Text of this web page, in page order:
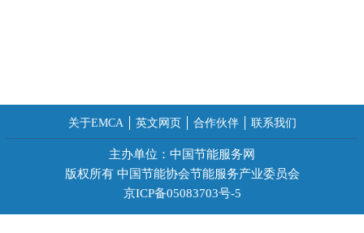
关于EMCA 英文网页 合作伙伴 联系我们
主办单位：中国节能服务网
版权所有 中国节能协会节能服务产业委员会
京ICP备05083703号-5